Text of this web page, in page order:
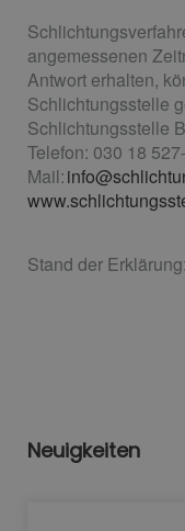
angemessenen
Antwort erhalten,
Schlichtungsstelle
Schlichtungsstelle
Telefon: 030 18
Mail:
Stand der
Neuigkeiten